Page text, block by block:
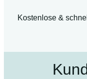
Kostenlose &